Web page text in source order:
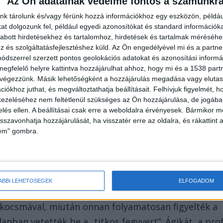
tárolunk és/vagy férünk hozzá információkhoz egy eszközön,
dolgozunk fel, például egyedi azonosítókat és standard
hirdetésekhez és tartalomhoz, hirdetések és tartalmak
és szolgáltatásfejlesztéshez küld. Az Ön engedélyével mi és a
szerzett pontos geolokációs adatokat és azonosítási
helyre kattintva hozzájárulhat ahhoz, hogy mi és a 1538
Másik lehetőségként a hozzájárulás megadása vagy
juthat, és megváltoztathatja beállításait. Felhívjuk figyelmét,
nem feltétlenül szükséges az Ön hozzájárulása, de
ellen. A beállításai csak erre a weboldalra érvényesek. Bármikor
hozzájárulását, ha visszatér erre az oldalra, és rákattint
gombra.
LEHETŐSÉGEK ELFOGADOM
hogy nemsokára a helyszínre érkezik, a
a telefonját, senki sem tudta elérni. Mivel a
senki nem nyitotta ki, a pénzügyőrök végül
340 doboz zárjegy nélküli cigarettát, több
eredetű alkoholt találtak.
épület is felkeltette, amelyet nemcsak
miután onnan folyamatosan figyelték a